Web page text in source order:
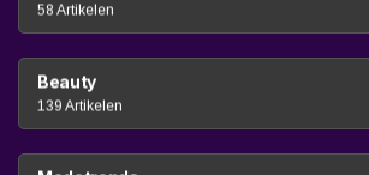
58 Artikelen
Beauty
139 Artikelen